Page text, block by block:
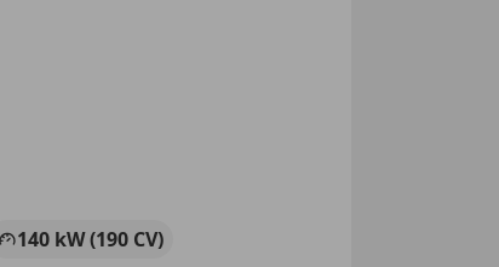
140 kW (190 CV)